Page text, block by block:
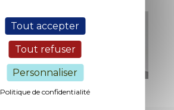
Tout accepter
Tout refuser
Personnaliser
Politique de confidentialité